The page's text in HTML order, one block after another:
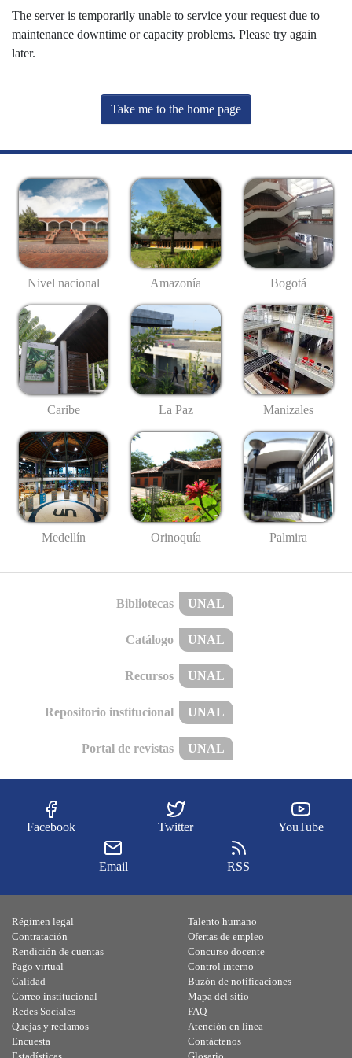
The server is temporarily unable to service your request due to
maintenance downtime or capacity problems. Please try again
later.
Take me to the home page
Nivel nacional Amazonía Bogotá
Caribe La Paz Manizales
Medellín Orinoquía Palmira
Bibliotecas UNAL
Catálogo UNAL
Recursos UNAL
Repositorio institucional UNAL
Portal de revistas UNAL
Facebook Twitter YouTube
Email RSS
Régimen legal
Contratación
Rendición de cuentas
Pago virtual
Calidad
Talento humano
Ofertas de empleo
Concurso docente
Control interno
Buzón de notificaciones
Correo institucional
Redes Sociales
Quejas y reclamos
Encuesta
Mapa del sitio
FAQ
Atención en línea
Contáctenos